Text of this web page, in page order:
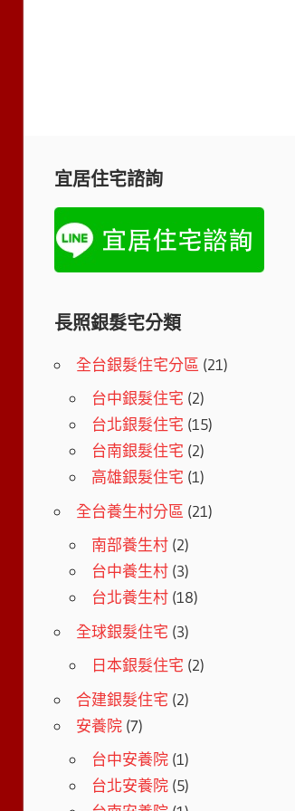
宜居住宅諮詢
長照銀髮宅分類
全台銀髮住宅分區 (21)
台中銀髮住宅 (2)
台北銀髮住宅 (15)
台南銀髮住宅 (2)
高雄銀髮住宅 (1)
全台養生村分區 (21)
南部養生村(2)
台中養生村(3)
台北養生村(18)
全球銀髮住宅 (3)
日本銀髮住宅 (2)
合建銀髮住宅 (2)
安養院(7)
台中安養院(1)
台北安養院(5)